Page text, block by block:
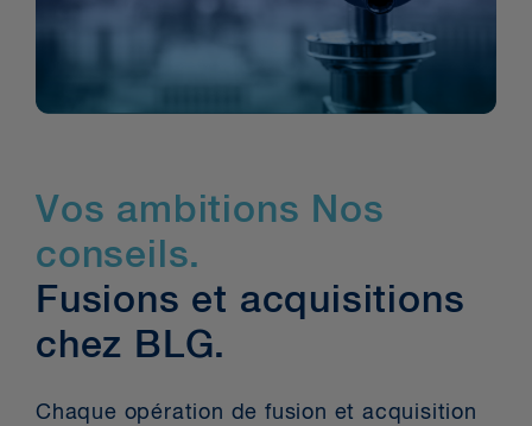
Vos ambitions Nos
conseils.
Fusions et acquisitions
chez BLG.
Chaque opération de fusion et acquisition